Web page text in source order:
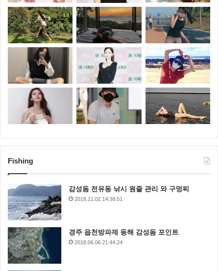
Fishing
감성돔 전유동 낚시 원줄 관리 와 구멍찌
2018.11.02 14:38:51
경주 읍천방파제 동해 감성돔 포인트
2018.06.06 21:44:24